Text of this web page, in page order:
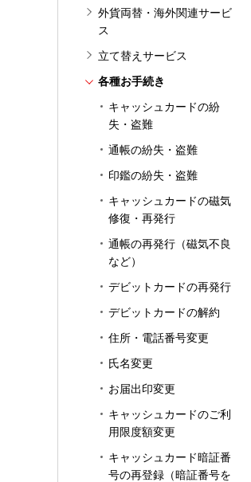
外貨両替・海外関連サービ
ス
立て替えサービス
各種お手続き
キャッシュカードの紛
失・盗難
通帳の紛失・盗難
印鑑の紛失・盗難
キャッシュカードの磁気
修復・再発行
通帳の再発行（磁気不良
など）
デビットカードの再発行
デビットカードの解約
住所・電話番号変更
氏名変更
お届出印変更
キャッシュカードのご利
用限度額変更
キャッシュカード暗証番
号の再登録（暗証番号を